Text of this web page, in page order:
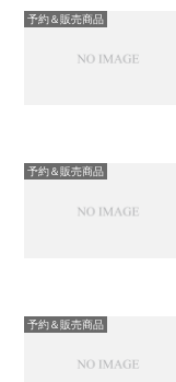
予約＆販売商品
予約＆販売商品
予約＆販売商品